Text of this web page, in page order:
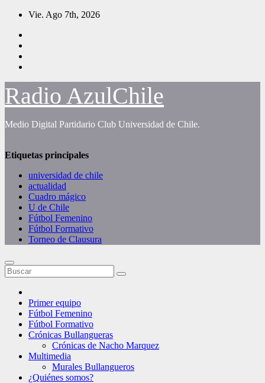
Saltar
contenido
Vie. Ago 7th, 2026
Radio AzulChile
Medio Digital Partidario Club Universidad de Chile.
Etiquetas principales
universidad de chile
actualidad
Cuadro mágico
U de Chile
Fútbol Femenino
Fútbol Formativo
Torneo de Clausura
Primer equipo
Fútbol Femenino
Fútbol Formativo
Crónicas Bullangueras
Crónicas de Nacho Marquez
Multimedia
Murales Bullangueros
¿Quiénes somos?